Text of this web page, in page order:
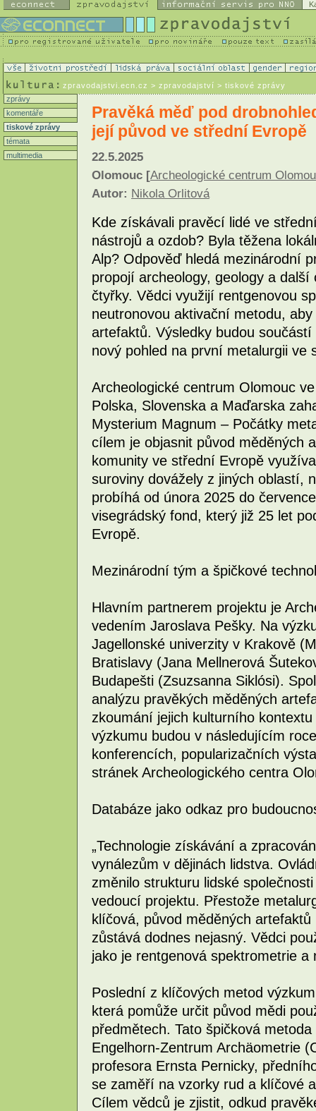
zpravodajstvi.ecn.cz > zpravodajství > tiskové zprávy
zprávy
komentáře
tiskové zprávy
témata
multimedia
Pravěká měď pod
její původ ve střední Evropě
22.5.2025
Olomouc [Archeologické centrum
Autor: Nikola Orlitová
Kde získávali pravěcí lidé ve
nástrojů a ozdob? Byla těžena
Alp? Odpověď hledá mezinárodní
propojí archeology, geology a
čtyřky. Vědci využijí rentgenovou
neutronovou aktivační metodu,
artefaktů. Výsledky budou
nový pohled na první metalurgii ve
Archeologické centrum Olomouc
Polska, Slovenska a Maďarska
Mysterium Magnum – Počátky
cílem je objasnit původ měděných
komunity ve střední Evropě
suroviny dovážely z jiných oblastí,
probíhá od února 2025 do
visegrádský fond, který již 25 let
Evropě.
Mezinárodní tým a špičkové
Hlavním partnerem projektu je
vedením Jaroslava Pešky. Na
Jagellonské univerzity v Krakově
Bratislavy (Jana Mellnerová
Budapešti (Zsuzsanna Siklósi).
analýzu pravěkých měděných
zkoumání jejich kulturního
výzkumu budou v následujícím
konferencích, popularizačních
stránek Archeologického centra
Databáze jako odkaz pro
„Technologie získávání a
vynálezům v dějinách lidstva.
změnilo strukturu lidské
vedoucí projektu. Přestože
klíčová, původ měděných
zůstává dodnes nejasný. Vědci
jako je rentgenová spektrometrie
Poslední z klíčových metod
která pomůže určit původ mědi
předmětech. Tato špičková
Engelhorn-Zentrum Archäometrie
profesora Ernsta Pernicky,
se zaměří na vzorky rud a klíčové
Cílem vědců je zjistit, odkud